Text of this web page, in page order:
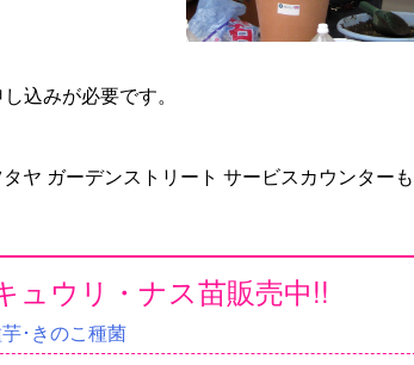
込みが必要です。
ヤ ガーデンストリート サービスカウンターも
ュウリ・ナス苗販売中!!
･きのこ種菌